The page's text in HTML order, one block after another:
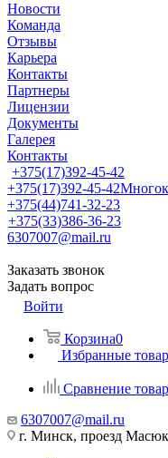
Новости
Команда
Отзывы
Карьера
Контакты
Партнеры
Лицензии
Документы
Галерея
Контакты
+375(17)392-45-42
+375(17)392-45-42
+375(44)741-32-23
+375(33)386-36-23
6307007@mail.ru
Заказать звонок
Задать вопрос
Войти
Корзина0
Избранные
Сравнение
6307007@mail.ru
г. Минск, проезд